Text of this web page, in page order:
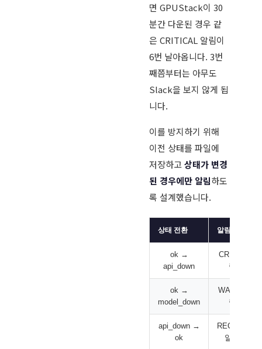
면 GPUStack이 30
분간 다운된 경우 같
은 CRITICAL 알림이
6번 날아옵니다. 3번
째쯤부터는 아무도
Slack을 보지 않게 됩
니다.
이를 방지하기 위해
이전 상태를 파일에
저장하고상태가 변경
된 경우에만 알림하도
록 설계했습니다.
상태 전환 알림
ok →
api_down
CRITICAL
림 발송
ok →
model_down
WARNING
림 발송
api_down →
ok
알림 발송